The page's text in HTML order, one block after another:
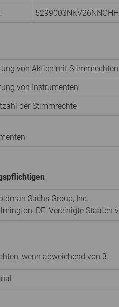
von Aktien mit Stimmrechten
von Instrumenten
der Stimmrechte
Sachs Group, Inc.
DE, Vereinigte Staaten
wenn abweichend von 3.